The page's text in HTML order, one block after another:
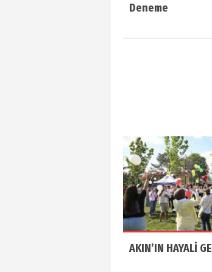
Deneme
AKIN’IN HAYALİ